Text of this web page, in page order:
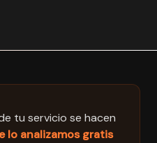
tu servicio se hacen
lo analizamos gratis